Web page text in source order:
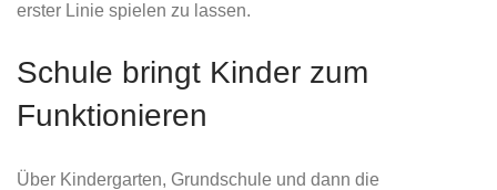
erster Linie spielen zu lassen.
Schule bringt Kinder zum
Funktionieren
Über Kindergarten, Grundschule und dann die